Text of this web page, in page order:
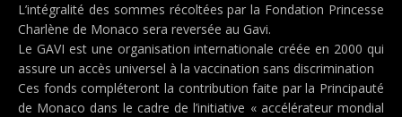
L’intégralité des sommes récoltées par la Fondation Princesse
Charlène de Monaco sera reversée au Gavi.
Le GAVI est une organisation internationale créée en 2000 qui
assure un accès universel à la vaccination sans discrimination
Ces fonds compléteront la contribution faite par la Principauté
de Monaco dans le cadre de l’initiative « accélérateur mondial